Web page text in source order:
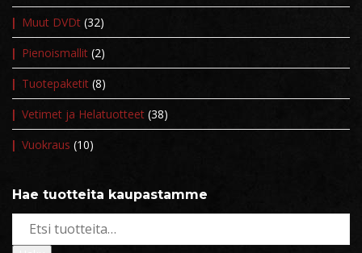
Muut DVDt (32)
Pienoismallit (2)
Tuotepaketit (8)
Vetimet ja Helatuotteet (38)
Vuokraus (10)
Hae tuotteita kaupastamme